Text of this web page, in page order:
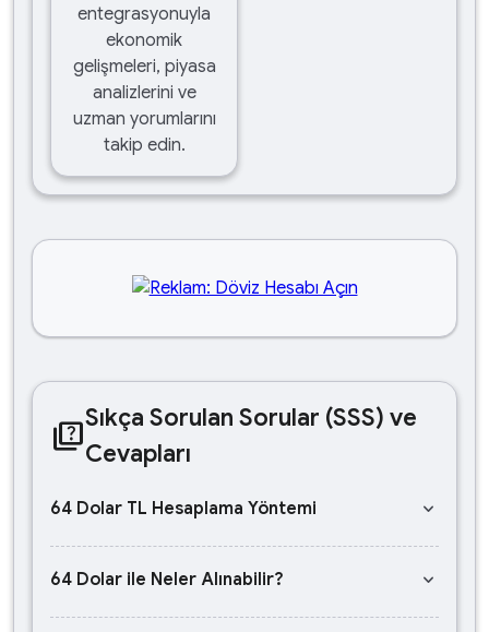
entegrasyonuyla
ekonomik
gelişmeleri, piyasa
analizlerini ve
uzman yorumlarını
takip edin.
quizSıkça Sorulan Sorular (SSS) ve
Cevapları
64 Dolar TL Hesaplama Yöntemi keyboard_arrow_down
64 Dolar ile Neler Alınabilir? keyboard_arrow_down